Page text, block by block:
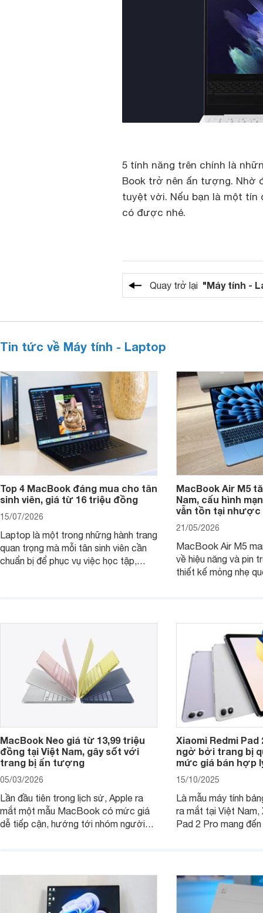
5 tính năng trên chính là
Book trở nên ấn tượng. Nhờ
tuyệt vời. Nếu bạn là một
có được nhé.
Quay trở lại "Máy tính -
Tin tức về Máy tính - Laptop
Top 4 MacBook đáng mua cho tân
sinh viên, giá từ 16 triệu đồng
15/07/2026
Laptop là một trong những hành trang
quan trọng mà mỗi tân sinh viên cần
chuẩn bị để phục vụ việc học tập,
MacBook đáng cân nhắc dành cho
MacBook Air M5
Nam, cấu hình
vẫn tồn tại nhược
21/05/2026
MacBook Air M5
về hiệu năng và pin
thiết kế mỏng nhẹ
MacBook Neo giá từ 13,99 triệu
đồng tại Việt Nam, gây sốt với
trang bị ấn tượng
05/03/2026
Lần đầu tiên trong lịch sử, Apple ra
mắt một mẫu MacBook có mức giá
dễ tiếp cận, hướng tới nhóm người
hút sự quan tâm lớn từ thị trường.
Xiaomi Redmi Pad
ngờ bởi trang bị
mức giá bán hợp
15/10/2025
Là mẫu máy tính
ra mắt tại Việt Nam,
Pad 2 Pro mang